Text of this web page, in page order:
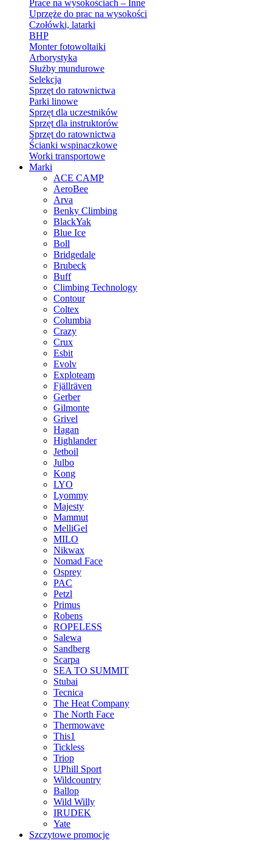
Prace na wysokościach – Inne
Uprzęże do prac na wysokości
Czołówki, latarki
BHP
Monter fotowoltaiki
Arborystyka
Służby mundurowe
Selekcja
Sprzęt do ratownictwa
Parki linowe
Sprzęt dla uczestników
Sprzęt dla instruktorów
Sprzęt do ratownictwa
Ścianki wspinaczkowe
Worki transportowe
Marki
ACE CAMP
AeroBee
Arva
Benky Climbing
BlackYak
Blue Ice
Boll
Bridgedale
Brubeck
Buff
Climbing Technology
Contour
Coltex
Columbia
Crazy
Crux
Esbit
Evolv
Exploteam
Fjällräven
Gerber
Gilmonte
Grivel
Hagan
Highlander
Jetboil
Julbo
Kong
LYO
Lyommy
Majesty
Mammut
MelliGel
MILO
Nikwax
Nomad Face
Osprey
PAC
Petzl
Primus
Robens
ROPELESS
Salewa
Sandberg
Scarpa
SEA TO SUMMIT
Stubai
Tecnica
The Heat Company
The North Face
Thermowave
This1
Tickless
Triop
UPhill Sport
Wildcountry
Ballop
Wild Willy
IRUDEK
Yate
Szczytowe promocje